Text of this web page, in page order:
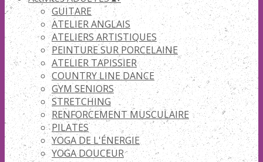
GUITARE
ATELIER ANGLAIS
ATELIERS ARTISTIQUES
PEINTURE SUR PORCELAINE
ATELIER TAPISSIER
COUNTRY LINE DANCE
GYM SENIORS
STRETCHING
RENFORCEMENT MUSCULAIRE
PILATES
YOGA DE L'ÉNERGIE
YOGA DOUCEUR